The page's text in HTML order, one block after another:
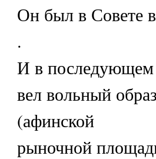
Он был в Совете
.
И в последующем
вел вольный
(афинской
рыночной